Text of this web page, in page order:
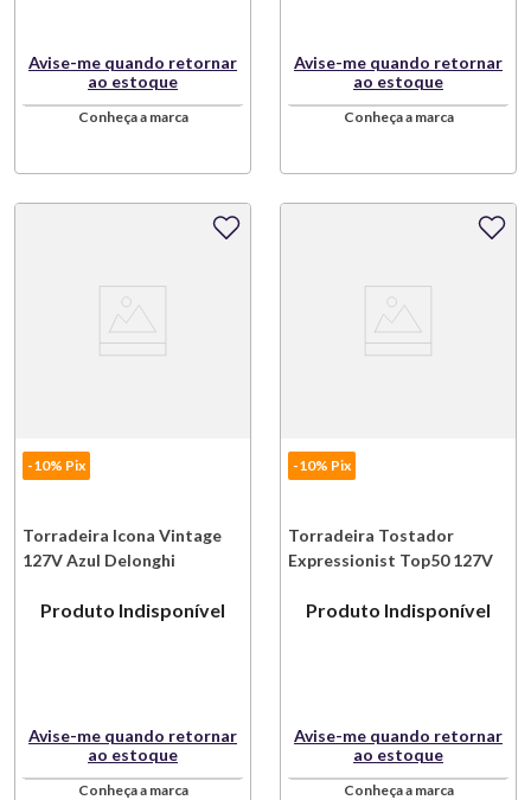
Avise-me quando retornar
ao estoque
Conheça a marca
Avise-me quando retornar
ao estoque
Conheça a marca
-10% Pix
Torradeira Icona Vintage
127V Azul Delonghi
Produto Indisponível
Avise-me quando retornar
ao estoque
Conheça a marca
-10% Pix
Torradeira Tostador
Expressionist Top50 127V
Produto Indisponível
Avise-me quando retornar
ao estoque
Conheça a marca